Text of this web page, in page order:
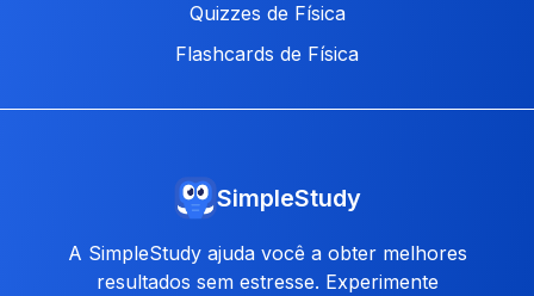
Quizzes de Física
Flashcards de Física
SimpleStudy
A SimpleStudy ajuda você a obter melhores
resultados sem estresse. Experimente